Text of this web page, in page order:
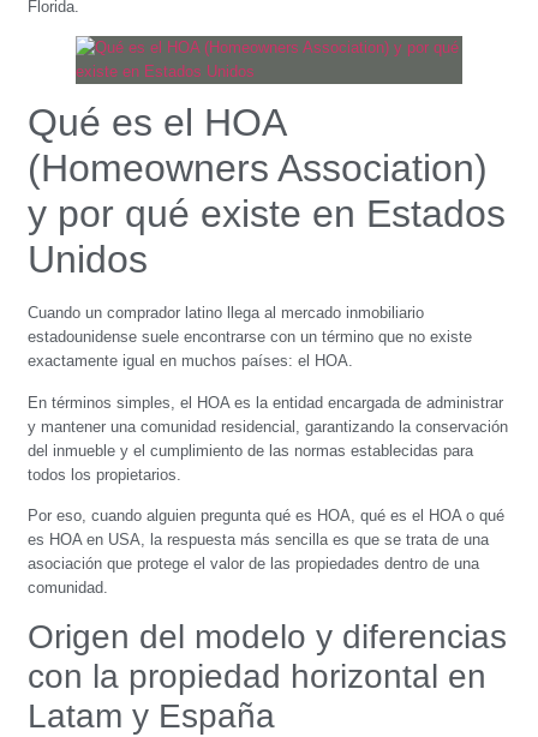
Florida.
Qué es el HOA
(Homeowners Association)
y por qué existe en Estados
Unidos
Cuando un comprador latino llega al mercado inmobiliario
estadounidense suele encontrarse con un término que no existe
exactamente igual en muchos países: el HOA.
En términos simples, el HOA es la entidad encargada de administrar
y mantener una comunidad residencial, garantizando la conservación
del inmueble y el cumplimiento de las normas establecidas para
todos los propietarios.
Por eso, cuando alguien pregunta qué es HOA, qué es el HOA o qué
es HOA en USA, la respuesta más sencilla es que se trata de una
asociación que protege el valor de las propiedades dentro de una
comunidad.
Origen del modelo y diferencias
con la propiedad horizontal en
Latam y España